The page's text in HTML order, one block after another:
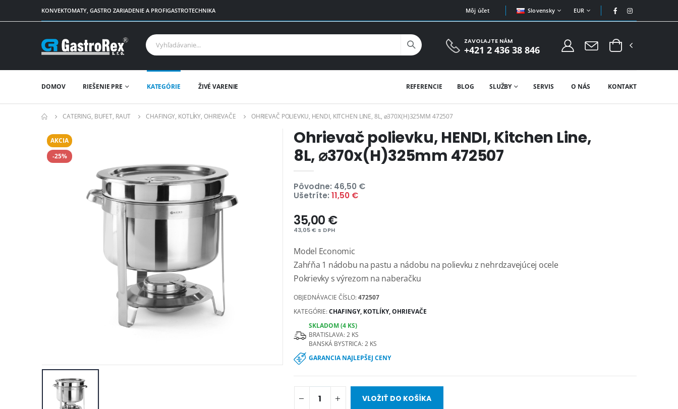
KONVEKTOMATY, GASTRO ZARIADENIE A PROFIGASTROTECHNIKA Môj účet Slovensky EUR
ZAVOLAJTE NÁM
+421 2 436 38 846
DOMOV RIEŠENIE PRE KATEGÓRIE ŽIVÉ VARENIE KONTAKT
O NÁS
SERVIS
SLUŽBY
BLOG
REFERENCIE
CATERING, BUFET, RAUT CHAFINGY, KOTLÍKY, OHRIEVAČE OHRIEVAČ POLIEVKU, HENDI, KITCHEN LINE, 8L, ⌀370X(H)325MM 472507
AKCIA
-25%
Ohrievač polievku, HENDI, Kitchen Line,
8L, ⌀370x(H)325mm 472507
Pôvodne: 46,50 €
Ušetríte:11,50 €
35,00 €
43,05 € s DPH
Model Economic
Zahŕňa 1 nádobu na pastu a nádobu na polievku z nehrdzavejúcej ocele
Pokrievky s výrezom na naberačku
OBJEDNÁVACIE ČÍSLO:472507
KATEGÓRIE:CHAFINGY, KOTLÍKY, OHRIEVAČE
SKLADOM (4 KS)
BRATISLAVA: 2 KS
BANSKÁ BYSTRICA: 2 KS
GARANCIA NAJLEPŠEJ CENY
VLOŽIŤ DO KOŠÍKA